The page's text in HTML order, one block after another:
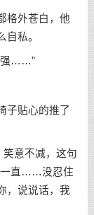
外苍白，他
私。
强……”
贴心的推了
意不减，这句
一直……没忍住
，说说话，我